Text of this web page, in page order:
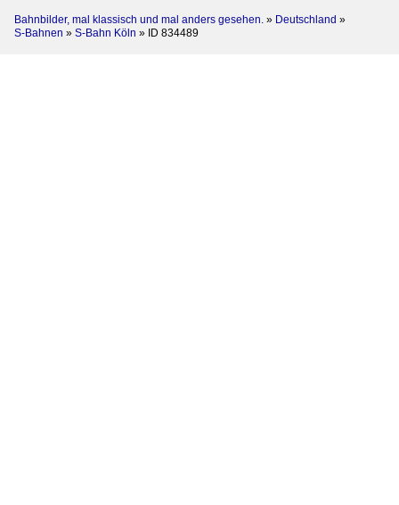
Bahnbilder, mal klassisch und mal anders gesehen. » Deutschland »
S-Bahnen » S-Bahn Köln » ID 834489